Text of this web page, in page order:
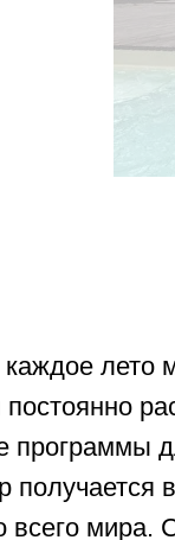
каждое лето
программы
получается
всего мира.